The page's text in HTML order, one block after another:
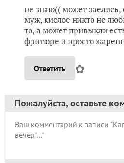
не знаю(( может заелись,
муж, кислое никто не
то, а может привыкли
фритюре и просто
Ответить ✿
Пожалуйста, оставьте